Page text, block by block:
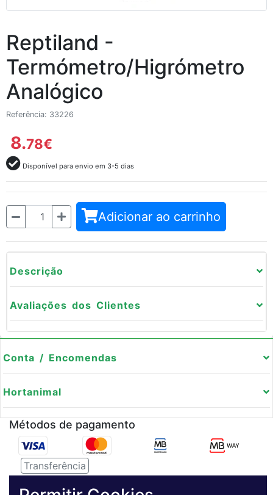
Reptiland -
Termómetro/Higrómetro
Analógico
Referência: 33226
8.78€
Disponível para envio em 3-5 dias
Quantidade Adicionar ao carrinho
Descrição
Avaliações dos Clientes
Conta / Encomendas
Hortanimal
Métodos de pagamento
Transferência